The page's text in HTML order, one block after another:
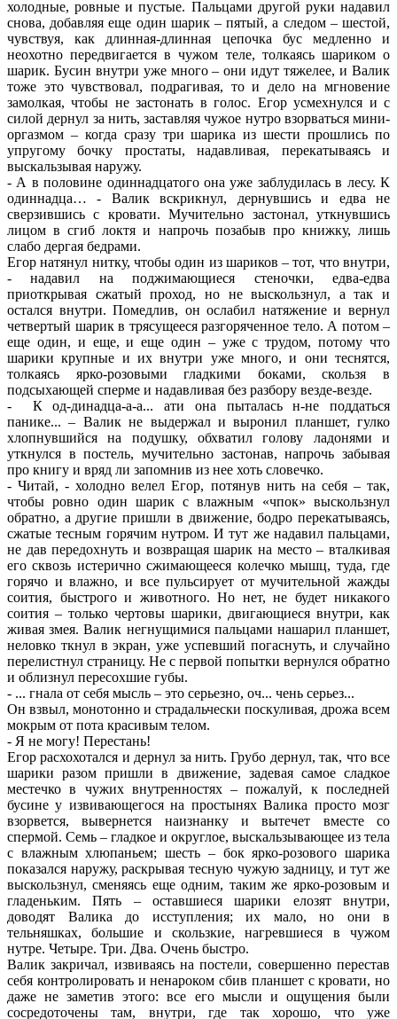
холодные, ровные и пустые. Пальцами другой руки надавил
снова, добавляя еще один шарик – пятый, а следом – шестой,
чувствуя, как длинная-длинная цепочка бус медленно и
неохотно передвигается в чужом теле, толкаясь шариком о
шарик. Бусин внутри уже много – они идут тяжелее, и Валик
тоже это чувствовал, подрагивая, то и дело на мгновение
замолкая, чтобы не застонать в голос. Егор усмехнулся и с
силой дернул за нить, заставляя чужое нутро взорваться мини-
оргазмом – когда сразу три шарика из шести прошлись по
упругому бочку простаты, надавливая, перекатываясь и
выскальзывая наружу.
- А в половине одиннадцатого она уже заблудилась в лесу. К
одиннадца… - Валик вскрикнул, дернувшись и едва не
сверзившись с кровати. Мучительно застонал, уткнувшись
лицом в сгиб локтя и напрочь позабыв про книжку, лишь
слабо дергая бедрами.
Егор натянул нитку, чтобы один из шариков – тот, что внутри,
- надавил на поджимающиеся стеночки, едва-едва
приоткрывая сжатый проход, но не выскользнул, а так и
остался внутри. Помедлив, он ослабил натяжение и вернул
четвертый шарик в трясущееся разгоряченное тело. А потом –
еще один, и еще, и еще один – уже с трудом, потому что
шарики крупные и их внутри уже много, и они теснятся,
толкаясь ярко-розовыми гладкими боками, скользя в
подсыхающей сперме и надавливая без разбору везде-везде.
- К од-динадца-а-а... ати она пыталась н-не поддаться
панике... – Валик не выдержал и выронил планшет, гулко
хлопнувшийся на подушку, обхватил голову ладонями и
уткнулся в постель, мучительно застонав, напрочь забывая
про книгу и вряд ли запомнив из нее хоть словечко.
- Читай, - холодно велел Егор, потянув нить на себя – так,
чтобы ровно один шарик с влажным «чпок» выскользнул
обратно, а другие пришли в движение, бодро перекатываясь,
сжатые тесным горячим нутром. И тут же надавил пальцами,
не дав передохнуть и возвращая шарик на место – вталкивая
его сквозь истерично сжимающееся колечко мышц, туда, где
горячо и влажно, и все пульсирует от мучительной жажды
соития, быстрого и животного. Но нет, не будет никакого
соития – только чертовы шарики, двигающиеся внутри, как
живая змея. Валик негнущимися пальцами нашарил планшет,
неловко ткнул в экран, уже успевший погаснуть, и случайно
перелистнул страницу. Не с первой попытки вернулся обратно
и облизнул пересохшие губы.
- ... гнала от себя мысль – это серьезно, оч... чень серьез...
Он взвыл, монотонно и страдальчески поскуливая, дрожа всем
мокрым от пота красивым телом.
- Я не могу! Перестань!
Егор расхохотался и дернул за нить. Грубо дернул, так, что все
шарики разом пришли в движение, задевая самое сладкое
местечко в чужих внутренностях – пожалуй, к последней
бусине у извивающегося на простынях Валика просто мозг
взорвется, вывернется наизнанку и вытечет вместе со
спермой. Семь – гладкое и округлое, выскальзывающее из тела
с влажным хлюпаньем; шесть – бок ярко-розового шарика
показался наружу, раскрывая тесную чужую задницу, и тут же
выскользнул, сменяясь еще одним, таким же ярко-розовым и
гладеньким. Пять – оставшиеся шарики елозят внутри,
доводят Валика до исступления; их мало, но они в
тельняшках, большие и скользкие, нагревшиеся в чужом
нутре. Четыре. Три. Два. Очень быстро.
Валик закричал, извиваясь на постели, совершенно перестав
себя контролировать и ненароком сбив планшет с кровати, но
даже не заметив этого: все его мысли и ощущения были
сосредоточены там, внутри, где так хорошо, что уже